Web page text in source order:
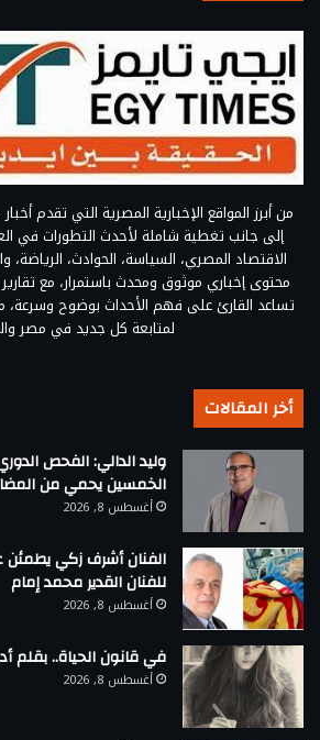
من أبرز المواقع الإخبارية المصرية التي تقدم
إلى جانب تغطية شاملة لأحدث التطورات في
الاقتصاد المصري، السياسة، الحوادث، الرياضة،
محتوى إخباري موثوق ومحدث باستمرار، مع
تساعد القارئ على فهم الأحداث بوضوح وسرعة،
لمتابعة كل جديد في مصر
أخر المقالات
وليد الدالي: الفحص
الخمسين يحمي من
أغسطس 8, 2026
الفنان أشرف زكي يطمئن
للفنان القدير محمد إمام
أغسطس 8, 2026
في قانون الحياة.. بقلم
أغسطس 8, 2026